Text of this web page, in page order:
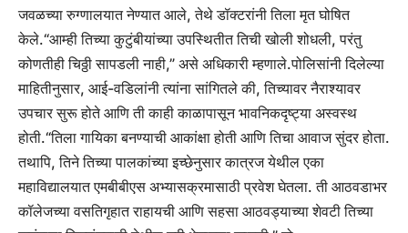
जवळच्या रुग्णालयात नेण्यात आले, तेथे डॉक्टरांनी तिला मृत घोषित
केले.“आम्ही तिच्या कुटुंबीयांच्या उपस्थितीत तिची खोली शोधली, परंतु
कोणतीही चिठ्ठी सापडली नाही,” असे अधिकारी म्हणाले.पोलिसांनी दिलेल्या
माहितीनुसार, आई-वडिलांनी त्यांना सांगितले की, तिच्यावर नैराश्यावर
उपचार सुरू होते आणि ती काही काळापासून भावनिकदृष्ट्या अस्वस्थ
होती.“तिला गायिका बनण्याची आकांक्षा होती आणि तिचा आवाज सुंदर होता.
तथापि, तिने तिच्या पालकांच्या इच्छेनुसार कात्रज येथील एका
महाविद्यालयात एमबीबीएस अभ्यासक्रमासाठी प्रवेश घेतला. ती आठवडाभर
कॉलेजच्या वसतिगृहात राहायची आणि सहसा आठवड्याच्या शेवटी तिच्या